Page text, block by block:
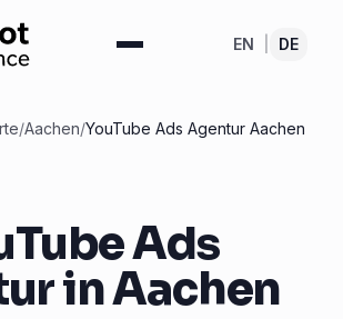
EN DE
/Aachen/YouTube Ads Agentur Aachen
Ads
in Aachen